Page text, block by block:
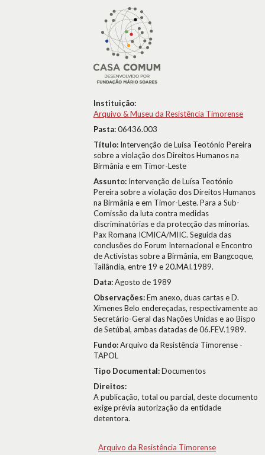
Instituição:
Arquivo & Museu da Resistência Timorense
Pasta:06436.003
Título: Intervenção de Luísa Teotónio Pereira
sobre a violação dos Direitos Humanos na
Birmânia e em Timor-Leste
Assunto: Intervenção de Luísa Teotónio
Pereira sobre a violação dos Direitos Humanos
na Birmânia e em Timor-Leste. Para a Sub-
Comissão da luta contra medidas
discriminatórias e da protecção das minorias.
Pax Romana ICMICA/MIIC. Seguida das
conclusões do Forum Internacional e Encontro
de Activistas sobre a Birmânia, em Bangcoque,
Tailândia, entre 19 e 20.MAI.1989.
Data:Agosto de 1989
Observações:Em anexo, duas cartas e D.
Ximenes Belo endereçadas, respectivamente ao
Secretário-Geral das Nações Unidas e ao Bispo
de Setúbal, ambas datadas de 06.FEV.1989.
Fundo:Arquivo da Resistência Timorense -
TAPOL
Tipo Documental:Documentos
Direitos:
A publicação, total ou parcial, deste documento
exige prévia autorização da entidade
detentora.
Arquivo da Resistência Timorense